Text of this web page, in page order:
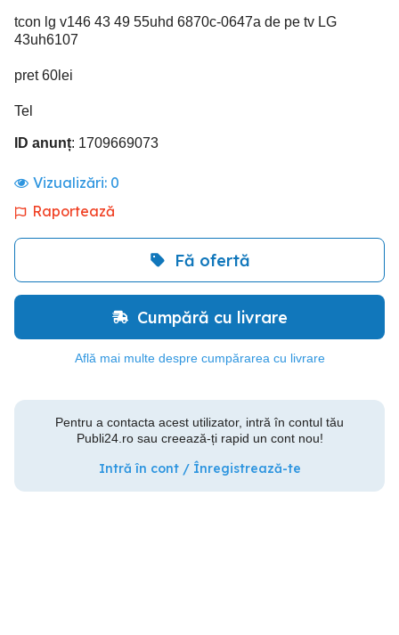
tcon lg v146 43 49 55uhd 6870c-0647a de pe tv LG
43uh6107
pret 60lei
Tel
ID anunț: 1709669073
Vizualizări: 0
Raportează
Fă ofertă
Cumpără cu livrare
Află mai multe despre cumpărarea cu livrare
Pentru a contacta acest utilizator, intră în contul tău
Publi24.ro sau creează-ți rapid un cont nou!
Intră în cont / Înregistrează-te